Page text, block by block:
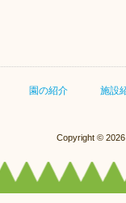
園の紹介 施設
Copyright ©